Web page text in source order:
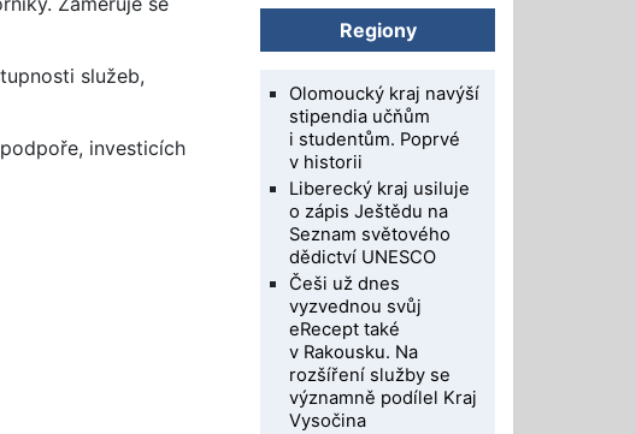
služeb,
investicích
Regiony
Olomoucký kraj navýší
stipendia učňům
i studentům. Poprvé
v historii
Liberecký kraj usiluje
o zápis Ještědu na
Seznam světového
dědictví UNESCO
Češi už dnes
vyzvednou svůj
eRecept také
v Rakousku. Na
rozšíření služby se
významně podílel Kraj
Vysočina